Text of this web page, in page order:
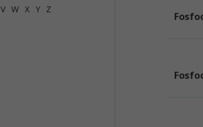
V W X Y Z